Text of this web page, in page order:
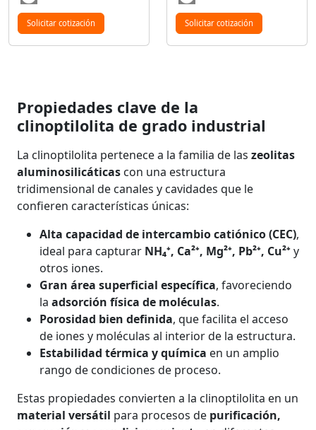
Solicitar cotización Solicitar cotización
Propiedades clave de la
clinoptilolita de grado industrial
La clinoptilolita pertenece a la familia de las zeolitas
aluminosilicáticas con una estructura
tridimensional de canales y cavidades que le
confieren características únicas:
Alta capacidad de intercambio catiónico (CEC),
ideal para capturar NH₄⁺, Ca²⁺, Mg²⁺, Pb²⁺, Cu²⁺y
otros iones.
Gran área superficial específica, favoreciendo
la adsorción física de moléculas.
Porosidad bien definida, que facilita el acceso
de iones y moléculas al interior de la estructura.
Estabilidad térmica y química en un amplio
rango de condiciones de proceso.
Estas propiedades convierten a la clinoptilolita en un
material versátil para procesos de purificación,